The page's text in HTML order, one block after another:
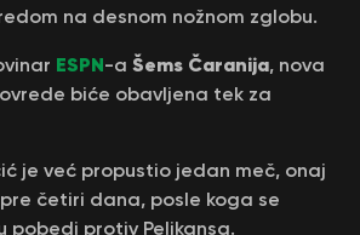
na desnom nožnom zglobu.
ESPN-a Šems Čaranija, nova
biće obavljena tek za
je već propustio jedan meč, onaj
četiri dana, posle koga se
pobedi protiv Pelikansa.